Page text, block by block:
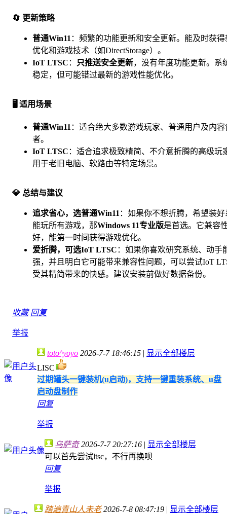
🔄 更新策略
普通Win11 ：频繁的功能更新和安全更新。能及时获得
优化和游戏技术（如DirectStorage）。
IoT LTSC ： 只推送安全更新，没有年度功能更新。系
稳定，但可能错过最新的游戏性能优化。
🖥️ 适用场景
普通Win11 ：适合绝大多数游戏玩家、普通用户及内容
者。
IoT LTSC ：适合追求极致精简、不介意折腾的高级玩
用于老旧电脑、软路由等特定场景。
💎 总结与建议
追求省心，选普通Win11 ：如果你不想折腾，希望装
能玩所有游戏，那Windows 11专业版是首选。它兼容
好，能第一时间获得游戏优化。
爱折腾，可选IoT LTSC ：如果你喜欢研究系统、动手
强，并且明白它可能带来兼容性问题，可以尝试IoT
受其精简带来的快感。建议安装前做好数据备份。
收藏 回复
举报
toto^yoyo 2026-7-7 18:46:15 | 显示全部楼层
LISC
过期罐头一键装机(u启动)，支持一键重装系统、u盘
启动盘制作
回复
举报
乌萨奇2026-7-7 20:27:16 | 显示全部楼层
可以首先尝试ltsc，不行再换呗
回复
举报
踏遍青山人未老2026-7-8 08:47:19 | 显示全部楼层